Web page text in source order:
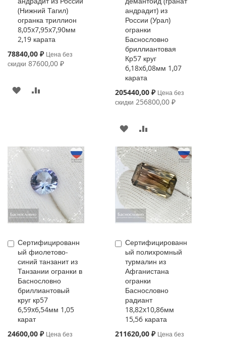
(Нижний Тагил)
огранка триллион
8,05x7,95x7,90мм
2,19 карата
Special
78840,00 ₽ Цена без
скидки 87600,00 ₽
В
андрадит) из
России (Урал)
огранки
Баснословно
бриллиантовая
Кр57 круг
6,18x6,08мм 1,07
карата
Special
205440,00 ₽ Цена без
скидки 256800,00 ₽
В
ИЗБРАННОЕ
СРАВНЕНИЮ
Сертифицированн
ый фиолетово-
синий танзанит из
Танзании огранки в
Баснословно
бриллиантовый
круг кр57
6,59x6,54мм 1,05
карат
Special
24600,00 ₽ Цена без
Купить
Сертифицированн
ый полихромный
турмалин из
Афганистана
огранки
Баснословно
радиант
18,82x10,86мм
15,56 карата
Special
211620,00 ₽ Цена без
Купить